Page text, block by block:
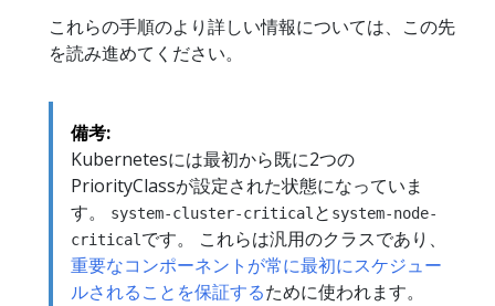
これらの手順のより詳しい情報については、この先
を読み進めてください。
備考:
Kubernetesには最初から既に2つの
PriorityClassが設定された状態になっていま
す。
system-cluster-criticalと system-node-
criticalです。 これらは汎用のクラスであり、
重要なコンポーネントが常に最初にスケジュー
ルされることを保証するために使われます。